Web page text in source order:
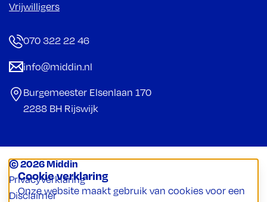
Cookie verklaring
Onze website maakt gebruik van cookies voor een
Vrijwilligers
070 322 22 46
info@middin.nl
Burgemeester Elsenlaan 170
2288 BH Rijswijk
© 2026 Middin
Privacyverklaring
Disclaimer